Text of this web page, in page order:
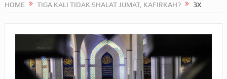
APA HUKUM MEMPERCEPAT PEMBAYARAN ZAKAT
SEBELUM TIBA SAAT WAJIB?
HAKIKAT NIKMAT DI DUNIA!
HOME TIGA KALI TIDAK SHALAT JUMAT, KAFIRKAH? 3X